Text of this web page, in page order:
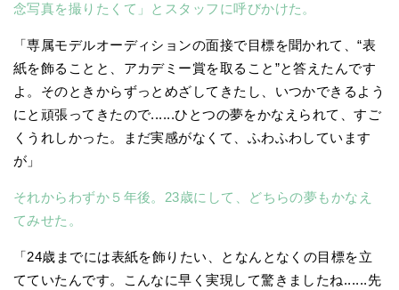
念写真を撮りたくて」とスタッフに呼びかけた。
「専属モデルオーディションの面接で目標を聞かれて、“表
紙を飾ることと、アカデミー賞を取ること”と答えたんです
よ。そのときからずっとめざしてきたし、いつかできるよう
にと頑張ってきたので......ひとつの夢をかなえられて、すご
くうれしかった。まだ実感がなくて、ふわふわしています
が」
それからわずか５年後。23歳にして、どちらの夢もかなえ
てみせた。
「24歳までには表紙を飾りたい、となんとなくの目標を立
てていたんです。こんなに早く実現して驚きましたね......先